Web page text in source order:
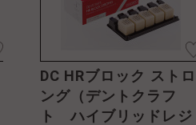
DC HRブロック ストロ
ング（デントクラフ
ト ハイブリッドレジ